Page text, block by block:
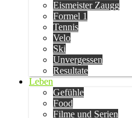
Eismeister Zaugg
Formel 1
Tennis
Velo
Ski
Unvergessen
Resultate
Leben
Gefühle
Food
Filme und Serien